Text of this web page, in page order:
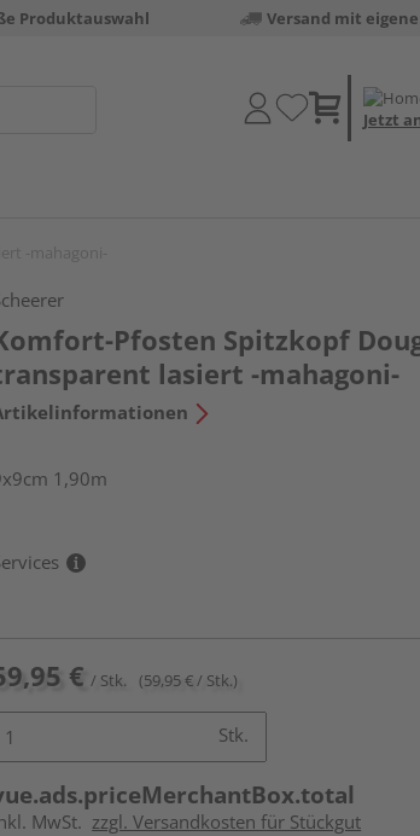
Produktauswahl Versand mit
Jetzt
Pfosten Spitzkopf
lasiert -mahagoni-
1,90m
€ / Stk. (59,95 € / Stk.)
Stk.
MwSt. zzgl. Versandkosten für Stückgut